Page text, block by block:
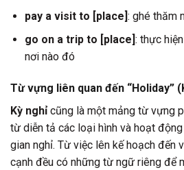
pay a visit to [place]: ghé thăm
go on a trip to [place] : thực
nơi nào đó
Từ vựng liên quan đến “Holiday”
Kỳ nghỉcũng là một mảng từ vựng
từ diễn tả các loại hình và hoạt
gian nghỉ. Từ việc lên kế hoạch đến
cạnh đều có những từ ngữ riêng để